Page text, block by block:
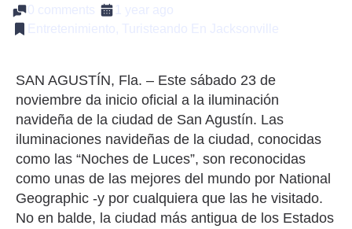
0 comments
1 year ago
Entretenimiento, Turisteando En Jacksonville
SAN AGUSTÍN, Fla. – Este sábado 23 de
noviembre da inicio oficial a la iluminación
navideña de la ciudad de San Agustín. Las
iluminaciones navideñas de la ciudad, conocidas
como las “Noches de Luces”, son reconocidas
como unas de las mejores del mundo por National
Geographic -y por cualquiera que las he visitado.
No en balde, la ciudad más antigua de los Estados